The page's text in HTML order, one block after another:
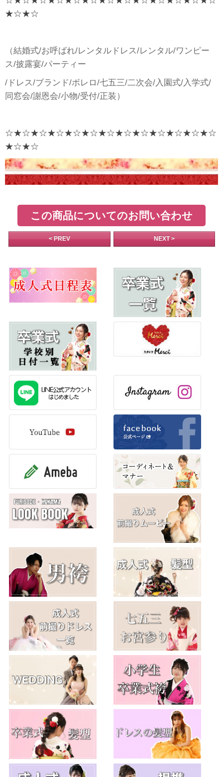
★☆★☆
（結婚式/お呼ばれ/レンタルドレス/レンタル/ワンピー
ス/披露宴/パーティー
/ドレス/ブランド/ボレロ/七五三/二次会/入園式/入学式/
同窓会/謝恩会/小物/受付/正装）
☆★☆★☆★☆★☆★☆★☆★☆★☆★☆★☆★☆★☆
★☆★☆
この商品についてのお問い合わせ
< PREV NEXT >